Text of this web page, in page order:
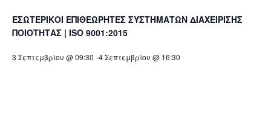
ΕΣΩΤΕΡΙΚΟΙ ΕΠΙΘΕΩΡΗΤΕΣ ΣΥΣΤΗΜΑΤΩΝ ΔΙΑΧΕΙΡΙΣΗΣ
ΠΟΙΟΤΗΤΑΣ | ISO 9001:2015
3 Σεπτεμβρίου @ 09:30 -4 Σεπτεμβρίου @ 16:30